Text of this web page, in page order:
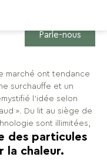
Parle-nous
marché ont tendance
surchauffe et un
l'idée selon
». Du lit au siège de
sont illimitées,
des particules
la chaleur.